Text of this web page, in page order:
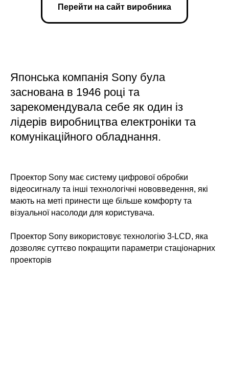
Перейти на сайт виробника
Японська компанія Sony була
заснована в 1946 році та
зарекомендувала себе як один із
лідерів виробництва електроніки та
комунікаційного обладнання.
Проектор Sony має систему цифрової обробки
відеосигналу та інші технологічні нововведення, які
мають на меті принести ще більше комфорту та
візуальної насолоди для користувача.
Проектор Sony використовує технологію 3-LCD, яка
дозволяє суттєво покращити параметри стаціонарних
проекторів